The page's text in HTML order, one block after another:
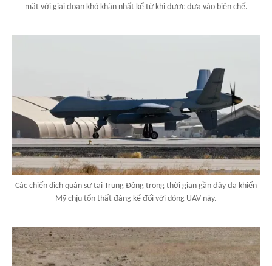
mặt với giai đoạn khó khăn nhất kể từ khi được đưa vào biên chế.
Các chiến dịch quân sự tại Trung Đông trong thời gian gần đây đã khiến
Mỹ chịu tổn thất đáng kể đối với dòng UAV này.